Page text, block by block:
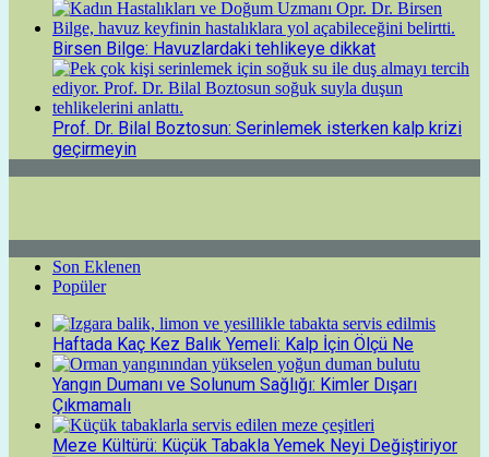
Birsen Bilge: Havuzlardaki tehlikeye dikkat
Prof. Dr. Bilal Boztosun: Serinlemek isterken kalp krizi
geçirmeyin
Son Eklenen
Popüler
Haftada Kaç Kez Balık Yemeli: Kalp İçin Ölçü Ne
Yangın Dumanı ve Solunum Sağlığı: Kimler Dışarı
Çıkmamalı
Meze Kültürü: Küçük Tabakla Yemek Neyi Değiştiriyor